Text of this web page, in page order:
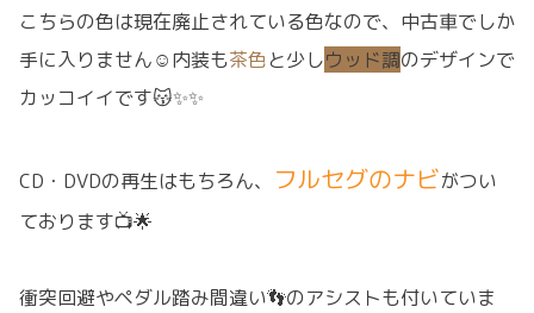
こちらの色は現在廃止されている色なので、中古車でしか
手に入りません☺️内装も茶色と少しウッド調のデザインで
カッコイイです😽✨✨
CD・DVDの再生はもちろん、 フルセグのナビがつい
ております📺🌟
衝突回避やペダル踏み間違い👣のアシストも付いていま